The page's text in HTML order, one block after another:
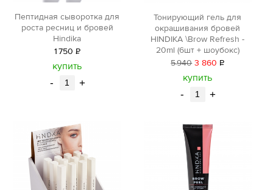
Пептидная сыворотка для
роста ресниц и бровей
Hindika
1750 Р
уб.
купить
- +
Тонирующий гель для
окрашивания бровей
HINDIKA \Brow Refresh -
20ml (6шт + шоубокс)
5940 3 860 Р
купить
- +